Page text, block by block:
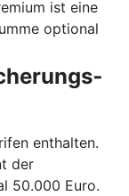
ist eine
optional
enthalten.
der
50.000 Euro.